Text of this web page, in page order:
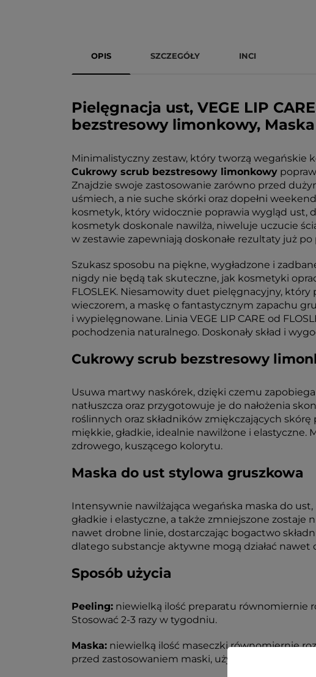
OPIS SZCZEGÓŁY INCI
Pielęgnacja ust, VEGE LIP
bezstresowy limonkowy,
Minimalistyczny zestaw, który tworzą wegańskie
Cukrowy scrub bezstresowy limonkowy
Znajdzie swoje zastosowanie zarówno przed
uśmiech, a nie suche skórki oraz dopełni
kosmetyk, który widocznie poprawia wygląd ust,
kosmetyk doskonale nawilża, niweluje uczucie
w zestawie zapewniają doskonałe rezultaty już
Szukasz sposobu na piękne, wygładzone i
nigdy nie będą tak skuteczne, jak kosmetyki
FLOSLEK. Niesamowity duet pielęgnacyjny,
wieczorem, a maskę o fantastycznym zapachu
i wypielęgnowane. Linia VEGE LIP CARE od
pochodzenia naturalnego. Doskonały skład i
Cukrowy scrub bezstresowy
Usuwa martwy naskórek, dzięki czemu
natłuszcza oraz przygotowuje je do nałożenia
roślinnych oraz składników zmiękczających
miękkie, gładkie, idealnie nawilżone i
zdrowego, kuszącego kolorytu.
Maska do ust stylowa gruszkowa
Intensywnie nawilżająca wegańska maska do
gładkie i elastyczne, a także zmniejszone zostaje
nawet drobne linie, dostarczając bogactwo
dlatego substancje aktywne mogą działać nawet
Sposób użycia
Peeling: niewielką ilość preparatu równomiernie
Stosować 2-3 razy w tygodniu.
Maska: niewielką ilość maseczki równomiernie
przed zastosowaniem maski, użyj cukrowy scrub